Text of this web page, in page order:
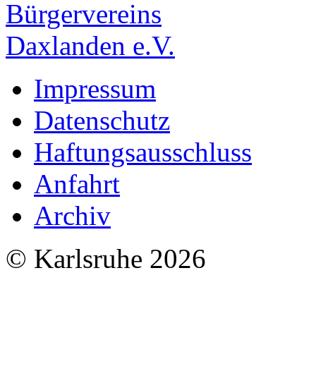
Impressum
Datenschutz
Haftungsausschluss
Anfahrt
Archiv
© Karlsruhe 2026